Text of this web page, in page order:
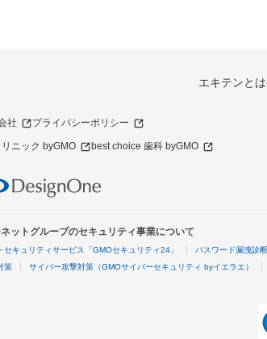
エキテンとは
社 プライバシーポリシー
ニック byGMO best choice 歯科 byGMO
ットグループのセキュリティ事業について
セキュリティサービス「GMOセキュリティ24」 パスワード漏洩診断
策 サイバー攻撃対策（GMOサイバーセキュリティ byイエラエ）